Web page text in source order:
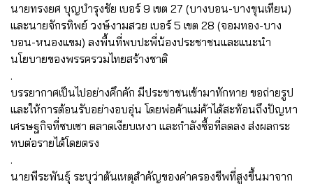
นายทรงยศ บุญบำรุงชัย เบอร์ 9 เขต 27 (บางบอน-บางขุนเทียน)
และนายจักรทิพย์ วงษ์งามสวย เบอร์ 5 เขต 28 (จอมทอง-บาง
บอน-หนองแขม) ลงพื้นที่พบปะพี่น้องประชาชนและแนะนำ
นโยบายของพรรครวมไทยสร้างชาติ
.
บรรยากาศเป็นไปอย่างคึกคัก มีประชาชนเข้ามาทักทาย ขอถ่ายรูป
และให้การต้อนรับอย่างอบอุ่น โดยพ่อค้าแม่ค้าได้สะท้อนถึงปัญหา
เศรษฐกิจที่ซบเซา ตลาดเงียบเหงา และกำลังซื้อที่ลดลง ส่งผลกระ
ทบต่อรายได้โดยตรง
.
นายพีระพันธุ์ ระบุว่าต้นเหตุสำคัญของค่าครองชีพที่สูงขึ้นมาจาก